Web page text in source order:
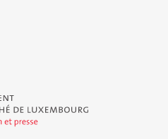
de Luxembourg - Service